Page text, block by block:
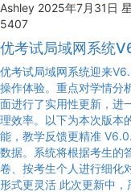
Ashley 2025年7月31日
5407
优考试局域网系统
优考试局域网系统迎来
操作体验。重点对学情分
面进行了实用性更新，进
理效率。以下为本次版本
能，教学反馈更精准
数据。系统将根据考生的
卷、按考生个人进行细
形式更灵活 此次更新中